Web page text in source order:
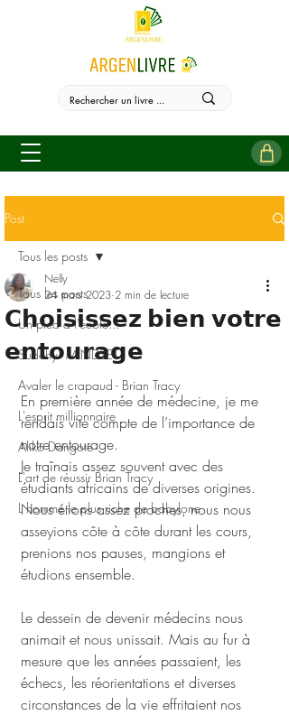
Post
Tous les posts
Un pied à l'école...
Sudehy - MINDSET
Avaler le crapaud - Brian Tracy
L'esprit millionnaire
Aliko Dangote
L'art de réussir Brian Tracy
L homme le plus riche de babylone
Tous les posts
𝗖𝗵𝗼𝗶𝘀𝗶𝘀𝘀𝗲𝘇 𝗯𝗶𝗲𝗻 𝘃𝗼𝘁𝗿𝗲
𝗲𝗻𝘁𝗼𝘂𝗿𝗮𝗴𝗲
Nelly
24 mars 2023 2 min de lecture
En première année de médecine, je me
rendais vite compte de l’importance de
notre entourage.
Je traînais assez souvent avec des
étudiants africains de diverses origines.
Nous étions assez proches, nous nous
asseyions côte à côte durant les cours,
prenions nos pauses, mangions et
étudions ensemble.
Le dessein de devenir médecins nous
animait et nous unissait. Mais au fur à
mesure que les années passaient, les
échecs, les réorientations et diverses
circonstances de la vie effritaient nos